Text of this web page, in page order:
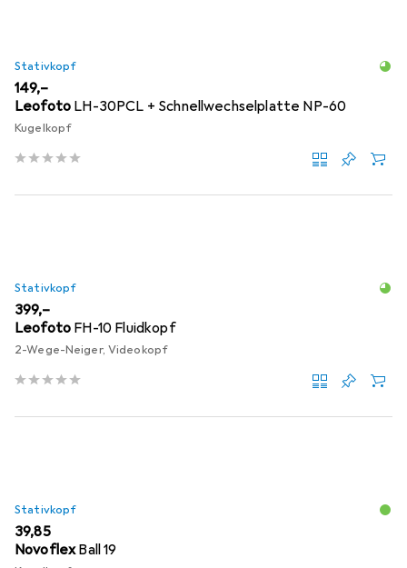
Stativkopf
EUR
149,–
Leofoto LH-30PCL + Schnellwechselplatte NP-60
Kugelkopf
Stativkopf
EUR
399,–
Leofoto FH-10 Fluidkopf
2-Wege-Neiger, Videokopf
Stativkopf
EUR
39,85
NovoflexBall 19